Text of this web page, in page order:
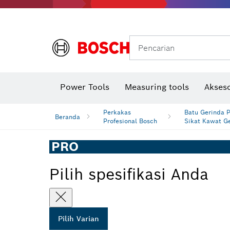
Pencarian
Power Tools Measuring tools
Beranda
Perkakas
Profesional Bosch
Batu Gerinda
Sikat Kawat
PRO
Pilih spesifikasi Anda
Pilih Varian